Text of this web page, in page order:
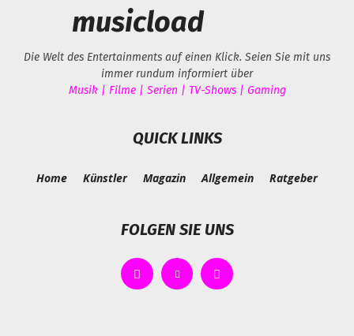
musicload
Die Welt des Entertainments auf einen Klick. Seien Sie mit uns
immer rundum informiert über
Musik | Filme | Serien | TV-Shows | Gaming
QUICK LINKS
Home Künstler Magazin Allgemein Ratgeber
FOLGEN SIE UNS